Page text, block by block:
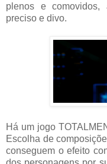
plenos e
preciso e divo.
Há um jogo
Escolha de
conseguem o efeito